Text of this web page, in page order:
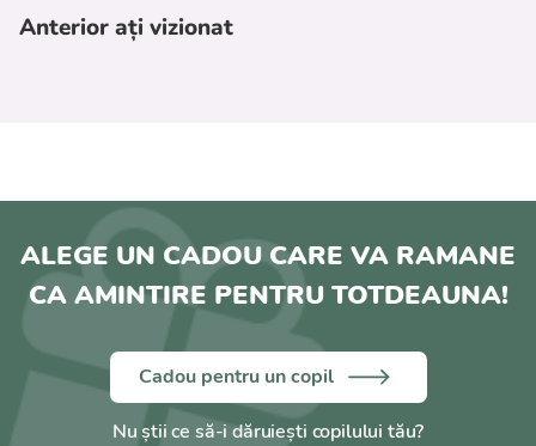
Anterior ați vizionat
ALEGE UN CADOU CARE VA RAMANE
CA AMINTIRE PENTRU TOTDEAUNA!
Cadou pentru un copil
Nu știi ce să-i dăruiești copilului tău?